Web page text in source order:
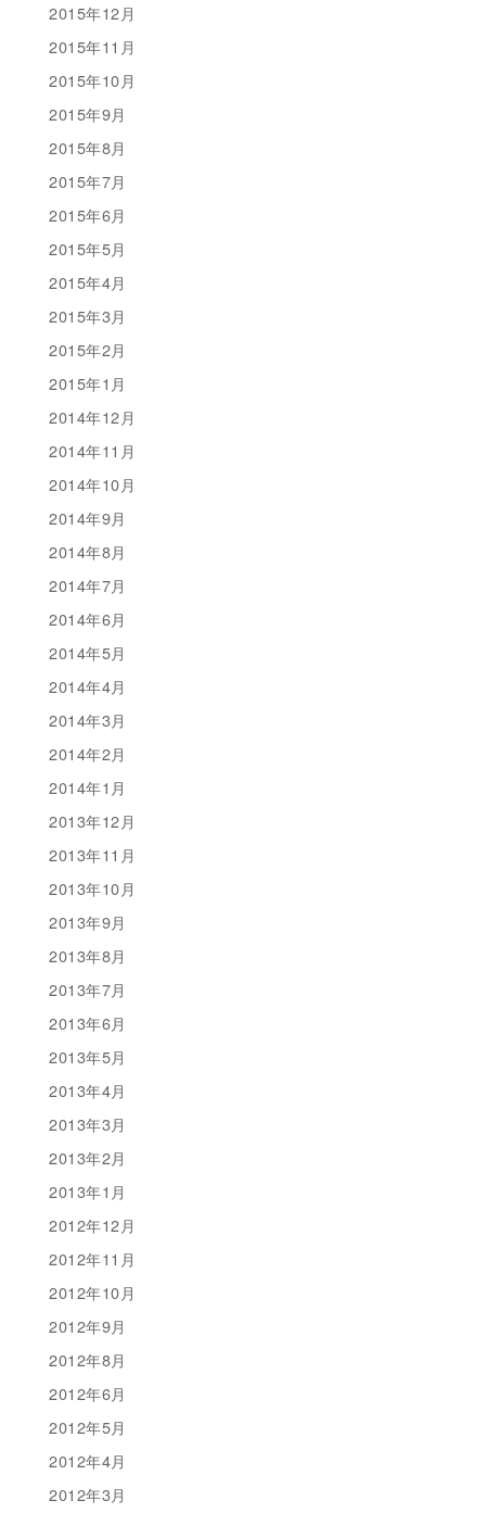
2015年12月
2015年11月
2015年10月
2015年9月
2015年8月
2015年7月
2015年6月
2015年5月
2015年4月
2015年3月
2015年2月
2015年1月
2014年12月
2014年11月
2014年10月
2014年9月
2014年8月
2014年7月
2014年6月
2014年5月
2014年4月
2014年3月
2014年2月
2014年1月
2013年12月
2013年11月
2013年10月
2013年9月
2013年8月
2013年7月
2013年6月
2013年5月
2013年4月
2013年3月
2013年2月
2013年1月
2012年12月
2012年11月
2012年10月
2012年9月
2012年8月
2012年6月
2012年5月
2012年4月
2012年3月